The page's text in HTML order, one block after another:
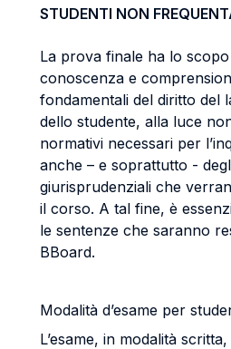
STUDENTI NON
La prova finale ha lo
conoscenza e
fondamentali del diritto del
dello studente, alla luce
normativi necessari per
anche – e soprattutto -
giurisprudenziali che
il corso. A tal fine, è
le sentenze che saranno
BBoard.
Modalità d’esame per
L’esame, in modalità